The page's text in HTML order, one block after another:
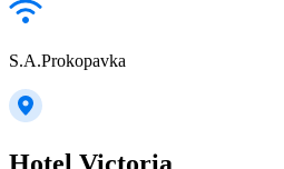
S.A.Prokopavka
Hotel Victoria